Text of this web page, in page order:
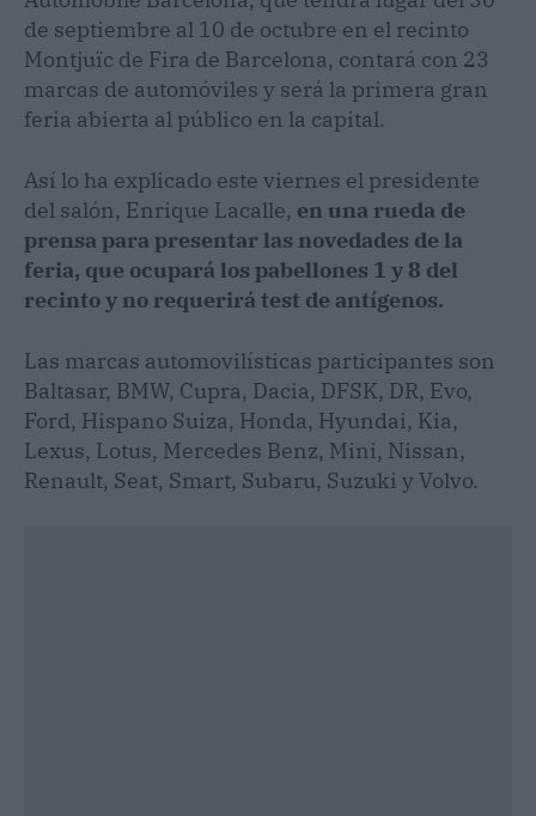
de septiembre al 10 de octubre en el recinto
Montjuïc de Fira de Barcelona, contará con 23
marcas de automóviles y será la primera gran
feria abierta al público en la capital.
Así lo ha explicado este viernes el presidente
del salón, Enrique Lacalle, en una rueda de
prensa para presentar las novedades de la
feria, que ocupará los pabellones 1 y 8 del
recinto y no requerirá test de antígenos.
Las marcas automovilísticas participantes son
Baltasar, BMW, Cupra, Dacia, DFSK, DR, Evo,
Ford, Hispano Suiza, Honda, Hyundai, Kia,
Lexus, Lotus, Mercedes Benz, Mini, Nissan,
Renault, Seat, Smart, Subaru, Suzuki y Volvo.